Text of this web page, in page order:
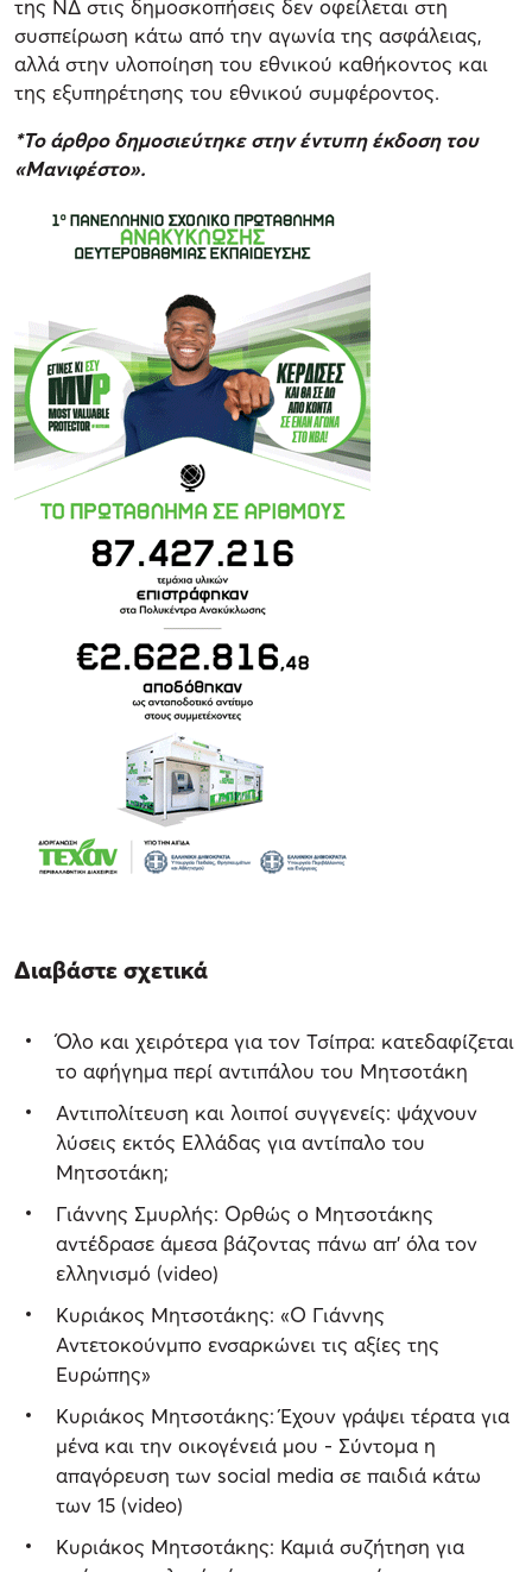
της ΝΔ στις δημοσκοπήσεις δεν οφείλεται στη
συσπείρωση κάτω από την αγωνία της ασφάλειας,
αλλά στην υλοποίηση του εθνικού καθήκοντος και
της εξυπηρέτησης του εθνικού συμφέροντος.
*Το άρθρο δημοσιεύτηκε στην έντυπη έκδοση του
«Μανιφέστο».
Διαβάστε σχετικά
Όλο και χειρότερα για τον Τσίπρα: κατεδαφίζεται
το αφήγημα περί αντιπάλου του Μητσοτάκη
Αντιπολίτευση και λοιποί συγγενείς: ψάχνουν
λύσεις εκτός Ελλάδας για αντίπαλο του
Μητσοτάκη;
Γιάννης Σμυρλής: Ορθώς ο Μητσοτάκης
αντέδρασε άμεσα βάζοντας πάνω απ' όλα τον
ελληνισμό (video)
Κυριάκος Μητσοτάκης: «Ο Γιάννης
Αντετοκούνμπο ενσαρκώνει τις αξίες της
Ευρώπης»
Κυριάκος Μητσοτάκης: Έχουν γράψει τέρατα για
μένα και την οικογένειά μου - Σύντομα η
απαγόρευση των social media σε παιδιά κάτω
των 15 (video)
Κυριάκος Μητσοτάκης: Καμιά συζήτηση για